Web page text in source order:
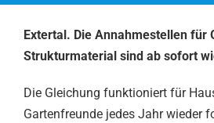
Extertal. Die Annahmestellen für
Strukturmaterial sind ab sofort
Die Gleichung funktioniert für
Gartenfreunde jedes Jahr wieder